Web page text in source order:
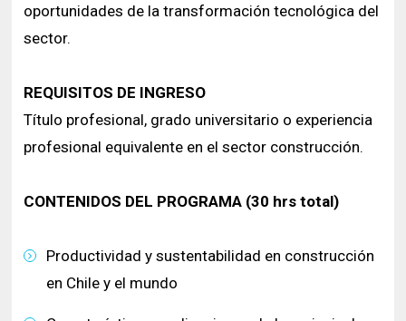
oportunidades de la transformación tecnológica del
sector.
REQUISITOS DE INGRESO
Título profesional, grado universitario o experiencia
profesional equivalente en el sector construcción.
CONTENIDOS DEL PROGRAMA (30 hrs total)
Productividad y sustentabilidad en construcción
en Chile y el mundo